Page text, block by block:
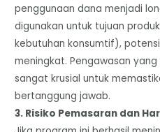
penggunaan dana menjadi
digunakan untuk tujuan
kebutuhan konsumtif),
meningkat. Pengawasan
sangat krusial untuk
bertanggung jawab.
​3. Risiko Pemasaran dan